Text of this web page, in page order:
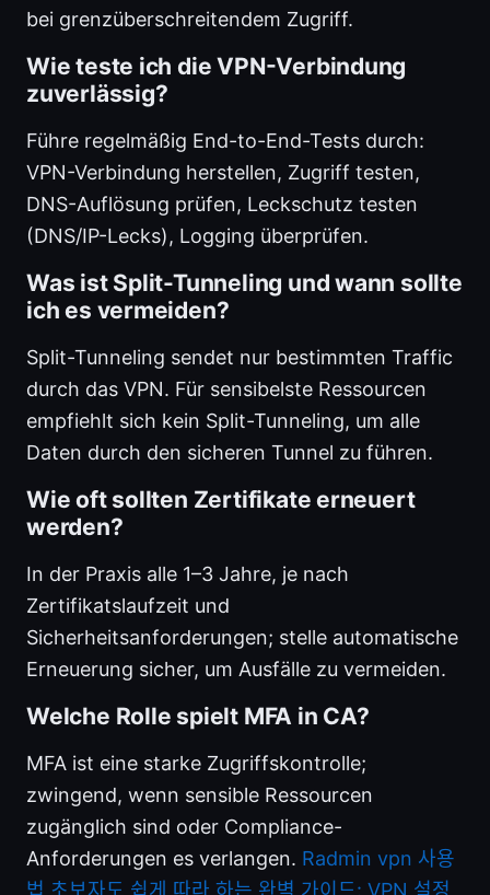
bei grenzüberschreitendem Zugriff.
Wie teste ich die VPN-Verbindung
zuverlässig?
Führe regelmäßig End-to-End-Tests durch:
VPN-Verbindung herstellen, Zugriff testen,
DNS-Auflösung prüfen, Leckschutz testen
(DNS/IP-Lecks), Logging überprüfen.
Was ist Split-Tunneling und wann sollte
ich es vermeiden?
Split-Tunneling sendet nur bestimmten Traffic
durch das VPN. Für sensibelste Ressourcen
empfiehlt sich kein Split-Tunneling, um alle
Daten durch den sicheren Tunnel zu führen.
Wie oft sollten Zertifikate erneuert
werden?
In der Praxis alle 1–3 Jahre, je nach
Zertifikatslaufzeit und
Sicherheitsanforderungen; stelle automatische
Erneuerung sicher, um Ausfälle zu vermeiden.
Welche Rolle spielt MFA in CA?
MFA ist eine starke Zugriffskontrolle;
zwingend, wenn sensible Ressourcen
zugänglich sind oder Compliance-
Anforderungen es verlangen. Radmin vpn 사용
법 초보자도 쉽게 따라 하는 완벽 가이드: VPN 설정